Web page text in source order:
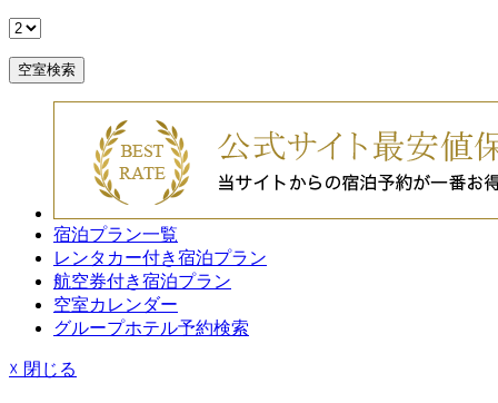
空室検索
宿泊プラン一覧
レンタカー付き宿泊プラン
航空券付き宿泊プラン
空室カレンダー
グループホテル予約検索
☓ 閉じる